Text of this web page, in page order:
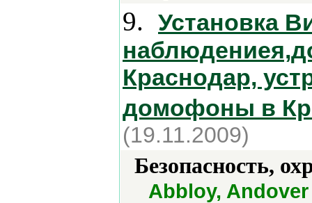
9.
Установка
Краснодар,
домофоны в
(19.11.2009)
Безопасность,
Abbloy,